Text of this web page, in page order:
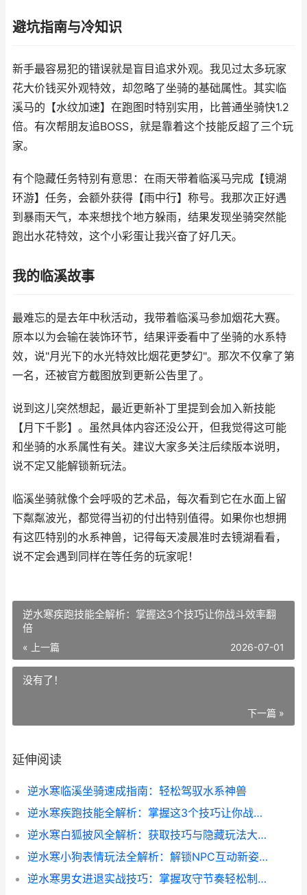
避坑指南与冷知识
新手最容易犯的错误就是盲目追求外观。我见过太多玩家
花大价钱买外观特效，却忽略了坐骑的基础属性。其实临
溪马的【水纹加速】在跑图时特别实用，比普通坐骑快1.2
倍。有次帮朋友追BOSS，就是靠着这个技能反超了三个玩
家。
有个隐藏任务特别有意思：在雨天带着临溪马完成【镜湖
环游】任务，会额外获得【雨中行】称号。我那次正好遇
到暴雨天气，本来想找个地方躲雨，结果发现坐骑突然能
跑出水花特效，这个小彩蛋让我兴奋了好几天。
我的临溪故事
最难忘的是去年中秋活动，我带着临溪马参加烟花大赛。
原本以为会输在装饰环节，结果评委看中了坐骑的水系特
效，说"月光下的水光特效比烟花更梦幻"。那次不仅拿了第
一名，还被官方截图放到更新公告里了。
说到这儿突然想起，最近更新补丁里提到会加入新技能
【月下千影】。虽然具体内容还没公开，但我觉得这可能
和坐骑的水系属性有关。建议大家多关注后续版本说明，
说不定又能解锁新玩法。
临溪坐骑就像个会呼吸的艺术品，每次看到它在水面上留
下粼粼波光，都觉得当初的付出特别值得。如果你也想拥
有这匹特别的水系神兽，记得每天凌晨准时去镜湖看看，
说不定会遇到同样在等任务的玩家呢！
逆水寒疾跑技能全解析：掌握这3个技巧让你战斗效率翻
倍
« 上一篇 2026-07-01
没有了！
下一篇 »
延伸阅读
逆水寒临溪坐骑速成指南：轻松驾驭水系神兽
逆水寒疾跑技能全解析：掌握这3个技巧让你战斗效率翻倍
逆水寒白狐披风全解析：获取技巧与隐藏玩法大揭秘
逆水寒小狗表情玩法全解析：解锁NPC互动新姿势
逆水寒男女进退实战技巧：掌握攻守节奏轻松制胜